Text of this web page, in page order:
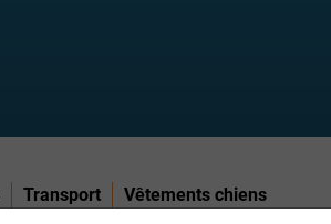
Transport Vêtements chiens